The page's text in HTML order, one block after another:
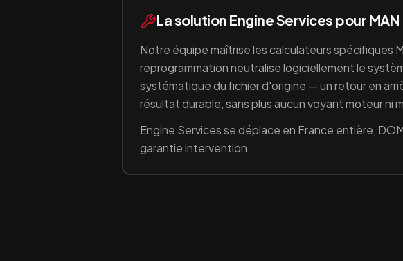
La solution Engine Services pour MAN
Notre équipe maîtrise les calculateurs spécifiques
reprogrammation neutralise logiciellement le
systématique du fichier d'origine — un retour en
résultat durable, sans plus aucun voyant moteur ni
Engine Services se déplace en France entière,
garantie intervention.